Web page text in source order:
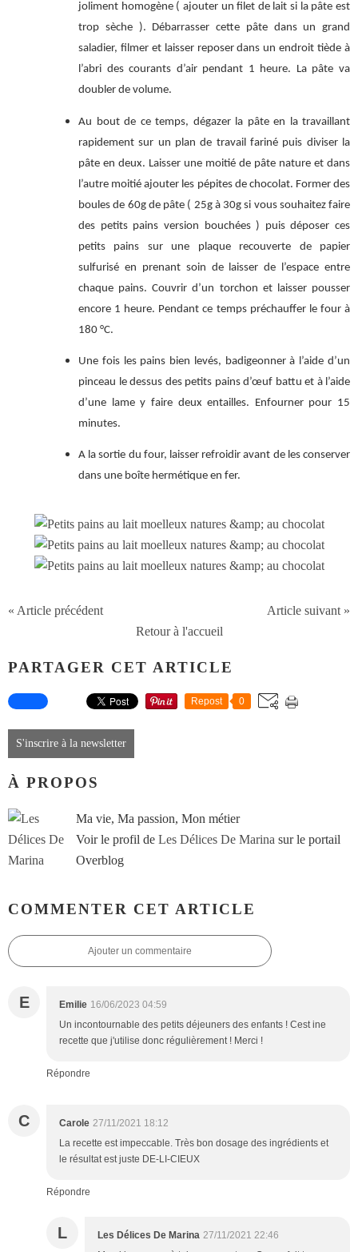
joliment homogène ( ajouter un filet de lait si la pâte est
trop sèche ). Débarrasser cette pâte dans un grand
saladier, filmer et laisser reposer dans un endroit tiède à
l’abri des courants d’air pendant 1 heure. La pâte va
doubler de volume.
Au bout de ce temps, dégazer la pâte en la travaillant
rapidement sur un plan de travail fariné puis diviser la
pâte en deux. Laisser une moitié de pâte nature et dans
l’autre moitié ajouter les pépites de chocolat. Former des
boules de 60g de pâte ( 25g à 30g si vous souhaitez faire
des petits pains version bouchées ) puis déposer ces
petits pains sur une plaque recouverte de papier
sulfurisé en prenant soin de laisser de l’espace entre
chaque pains. Couvrir d’un torchon et laisser pousser
encore 1 heure. Pendant ce temps préchauffer le four à
180 °C.
Une fois les pains bien levés, badigeonner à l’aide d’un
pinceau le dessus des petits pains d’œuf battu et à l’aide
d’une lame y faire deux entailles. Enfourner pour 15
minutes.
A la sortie du four, laisser refroidir avant de les conserver
dans une boîte hermétique en fer.
« Article précédent
Article suivant »
Retour à l'accueil
PARTAGER CET ARTICLE
Repost 0
S'inscrire à la newsletter
À PROPOS
Ma vie, Ma passion, Mon métier
Voir le profil de Les Délices De Marina sur le portail
Overblog
COMMENTER CET ARTICLE
Ajouter un commentaire
E Emilie 16/06/2023 04:59
Un incontournable des petits déjeuners des enfants ! Cest ine
recette que j'utilise donc régulièrement ! Merci !
Répondre
C Carole 27/11/2021 18:12
La recette est impeccable. Très bon dosage des ingrédients et
le résultat est juste DE-LI-CIEUX
Répondre
L Les Délices De Marina 27/11/2021 22:46